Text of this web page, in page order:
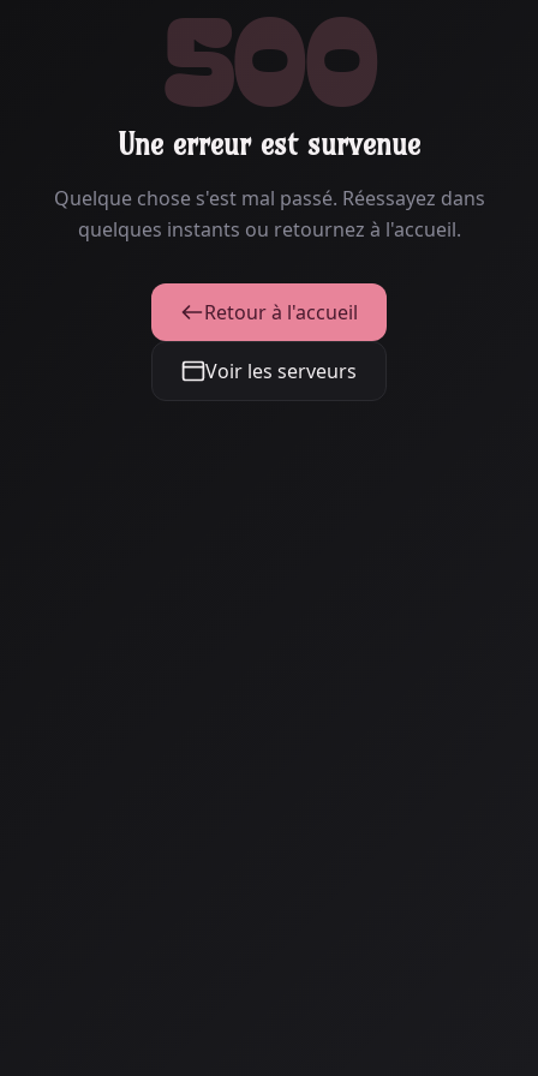
500
Une erreur est survenue
Quelque chose s'est mal passé. Réessayez dans
quelques instants ou retournez à l'accueil.
Retour à l'accueil
Voir les serveurs